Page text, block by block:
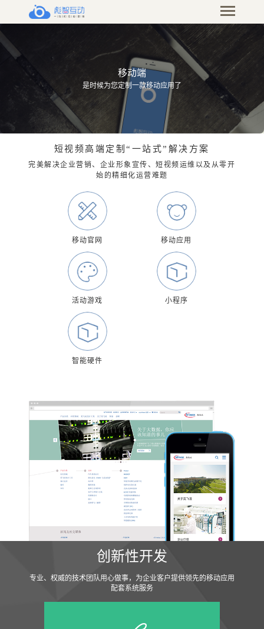
移动端
是时候为您定制一款移动应用了
短视频高端定制“一站式”解决方案
完美解决企业营销、企业形象宣传、短视频运维以及从零开
始的精细化运营难题
移动官网 移动应用
活动游戏 小程序
智能硬件
创新性开发
专业、权威的技术团队用心做事，为企业客户提供领先的移动应用
配套系统服务